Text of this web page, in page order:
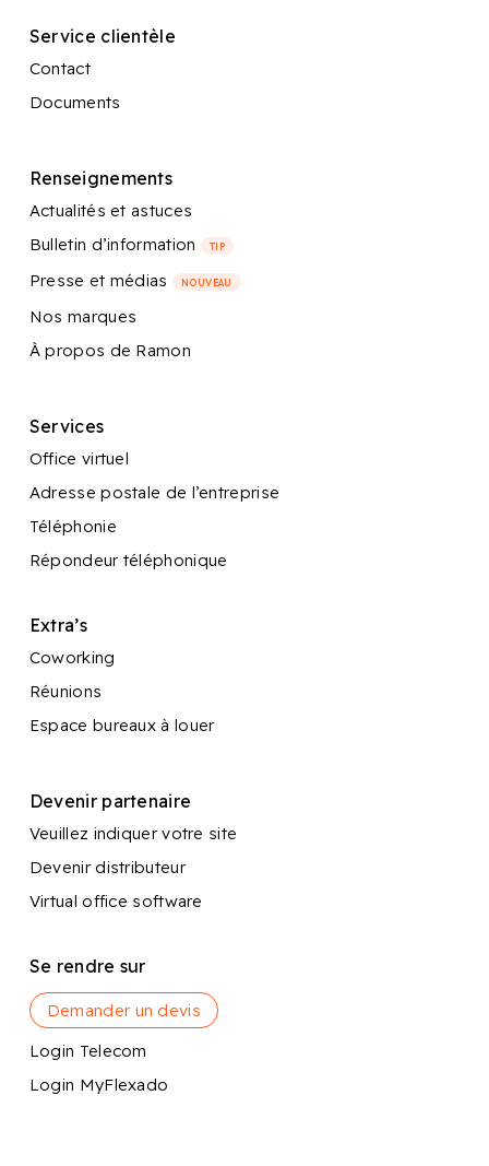
Service clientèle
Contact
Documents
Renseignements
Actualités et astuces
Bulletin d’information
TIP
Presse et médias NOUVEAU
Nos marques
À propos de Ramon
Services
Office virtuel
Adresse postale de l’entreprise
Téléphonie
Répondeur téléphonique
Extra’s
Coworking
Réunions
Espace bureaux à louer
Devenir partenaire
Veuillez indiquer votre site
Devenir distributeur
Virtual office software
Se rendre sur
Demander un devis
Login Telecom
Login MyFlexado